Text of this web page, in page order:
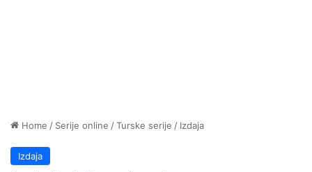
Home / Serije online /Turske serije / Izdaja
Izdaja